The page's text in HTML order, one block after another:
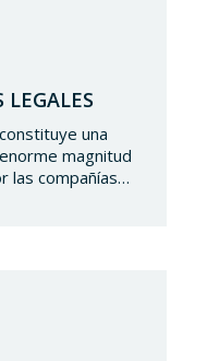
LEGALES
una
magnitud
las compañías